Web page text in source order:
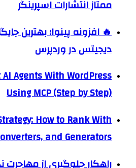
ممتاز انتشارات اسپرینگر
🔥 افزونه پینوا؛ بهترین
دیجیتس در وردپرس
Agents With WordPress
Using MCP (Step by Step)
How to Rank With
and Generators
راهکار جلوگیری از